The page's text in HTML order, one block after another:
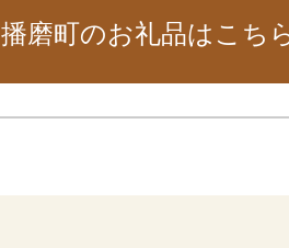
播磨町のお礼品はこち